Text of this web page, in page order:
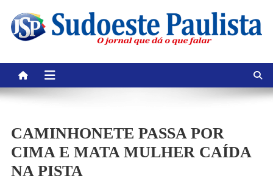
content
CAMINHONETE PASSA POR
CIMA E MATA MULHER CAÍDA
NA PISTA